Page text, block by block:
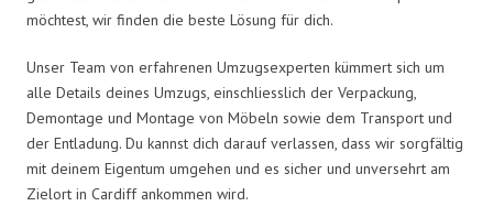
möchtest, wir finden die beste Lösung für dich.
Unser Team von erfahrenen Umzugsexperten kümmert sich um
alle Details deines Umzugs, einschliesslich der Verpackung,
Demontage und Montage von Möbeln sowie dem Transport und
der Entladung. Du kannst dich darauf verlassen, dass wir sorgfältig
mit deinem Eigentum umgehen und es sicher und unversehrt am
Zielort in Cardiff ankommen wird.